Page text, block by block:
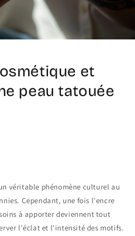
et
peau tatouée
véritable phénomène culturel au
Cependant, une fois l'encre
à apporter deviennent tout
l'éclat et l'intensité des motifs.